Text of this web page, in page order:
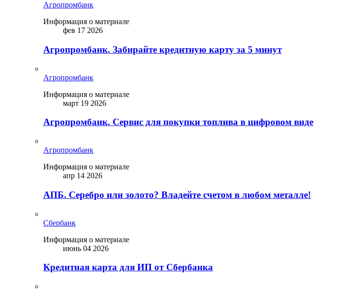
Агропромбанк
Информация о материале
фев 17 2026
Агропромбанк. Забирайте кредитную карту за 5 минут
Агропромбанк
Информация о материале
март 19 2026
Агропромбанк. Сервис для покупки топлива в цифровом виде
Агропромбанк
Информация о материале
апр 14 2026
АПБ. Серебро или золото? Владейте счетом в любом металле!
Сбербанк
Информация о материале
июнь 04 2026
Кредитная карта для ИП от Сбербанка